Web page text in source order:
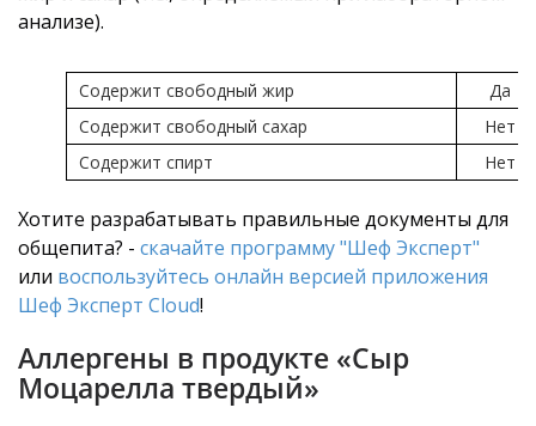
анализе).
Содержит свободный жир
Да
Содержит свободный сахар
Нет
Содержит спирт
Нет
Хотите разрабатывать правильные документы для
общепита? - скачайте программу "Шеф Эксперт"
или воспользуйтесь онлайн версией приложения
Шеф Эксперт Cloud!
Аллергены в продукте «Сыр
Моцарелла твердый»